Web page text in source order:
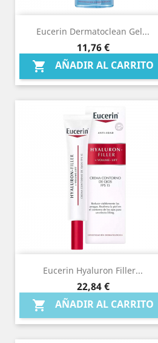
Eucerin Dermatoclean Gel...
Precio
11,76 €
 AÑADIR AL CARRITO
Eucerin Hyaluron Filler...
Precio
22,84 €
 AÑADIR AL CARRITO